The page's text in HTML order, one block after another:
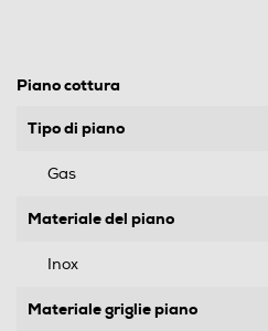
Piano cottura
Tipo di piano
Gas
Materiale del piano
Inox
Materiale griglie piano